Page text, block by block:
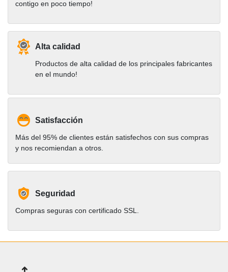
contigo en poco tiempo!
Alta calidad
Productos de alta calidad de los principales fabricantes
en el mundo!
Satisfacción
Más del 95% de clientes están satisfechos con sus compras
y nos recomiendan a otros.
Seguridad
Compras seguras con certificado SSL.